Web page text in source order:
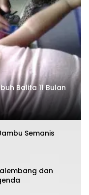
Balita 11 Bulan
Semanis
dan